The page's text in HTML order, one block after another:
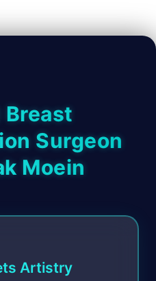
Surgeon
Moein
Artistry